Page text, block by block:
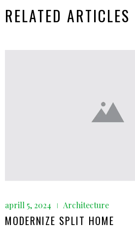
RELATED ARTICLES
aprill 5, 2024 Architecture
MODERNIZE SPLIT HOME